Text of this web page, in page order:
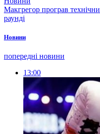
Макгрегор програв
раунді
Новини
попередні новини
13:00